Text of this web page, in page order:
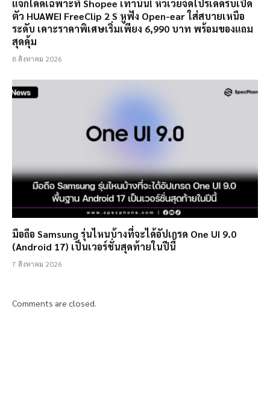
แจกโค้ดเฉพาะที่ Shopee เท่านั้น! หัวเว่ยจัดโปรเด็ดรับเปิด
ตัว HUAWEI FreeClip 2 S หูฟัง Open-ear ใส่สบายเหนือ
ระดับ เคาะราคาพิเศษเริ่มเพียง 6,990 บาท พร้อมของแถม
สุดคุ้ม
8 สิงหาคม 2026
มือถือ Samsung รุ่นไหนบ้างที่จะได้อัปเกรด One UI 9.0
(Android 17) เป็นเวอร์ชั่นสุดท้ายในปีนี้
7 สิงหาคม 2026
Comments are closed.